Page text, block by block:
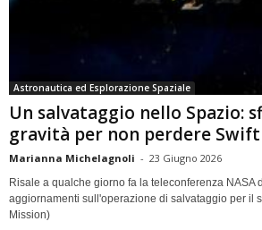
Astronautica ed Esplorazione Spaziale
Un salvataggio nello Spazio:
gravità per non perdere Swift
Marianna Michelagnoli - 23 Giugno 2026
Risale a qualche giorno fa la teleconferenza NASA
aggiornamenti sull'operazione di salvataggio per il
Mission)